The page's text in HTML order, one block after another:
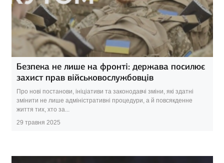
Безпека не лише на фронті: держава посилює
захист прав військовослужбовців
Про нові постанови, ініціативи та законодавчі зміни, які здатні
змінити не лише адміністративні процедури, а й повсякденне
життя тих, хто за...
29 травня 2025